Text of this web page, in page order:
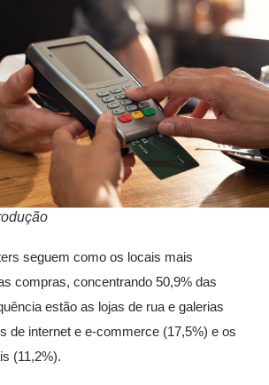
seguem como os locais mais
compras, concentrando 50,9% das
estão as lojas de rua e galerias
de internet e e-commerce (17,5%) e os
(11,2%).